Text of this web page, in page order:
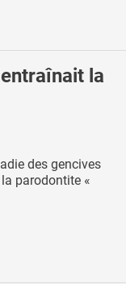
la
des gencives
parodontite «